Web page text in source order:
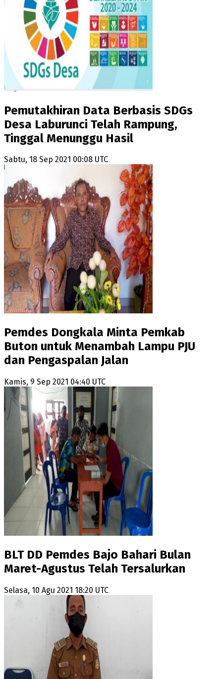
Pemutakhiran Data Berbasis SDGs
Desa Laburunci Telah Rampung,
Tinggal Menunggu Hasil
Sabtu, 18 Sep 2021 00:08 UTC
Pemdes Dongkala Minta Pemkab
Buton untuk Menambah Lampu PJU
dan Pengaspalan Jalan
Kamis, 9 Sep 2021 04:40 UTC
BLT DD Pemdes Bajo Bahari Bulan
Maret-Agustus Telah Tersalurkan
Selasa, 10 Agu 2021 18:20 UTC